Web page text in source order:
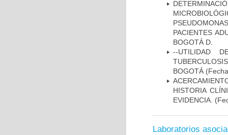
PACIENTES
BOGOTÁ D.
--UTILIDAD
BOGOTÁ
HISTORIA
EVIDENCIA.
Laboratorios